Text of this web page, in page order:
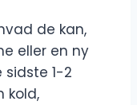
de kan,
eller en ny
1-2
kold,